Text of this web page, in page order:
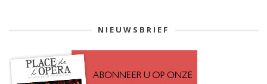
NIEUWSBRIEF